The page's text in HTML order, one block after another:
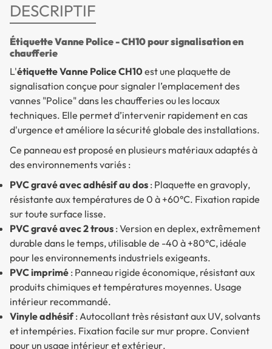
DESCRIPTIF
Étiquette Vanne Police - CH10 pour signalisation en
chaufferie
L'étiquette Vanne Police CH10 est une plaquette de
signalisation conçue pour signaler l’emplacement des
vannes "Police" dans les chaufferies ou les locaux
techniques. Elle permet d’intervenir rapidement en cas
d'urgence et améliore la sécurité globale des installations.
Ce panneau est proposé en plusieurs matériaux adaptés à
des environnements variés :
PVC gravé avec adhésif au dos : Plaquette en gravoply,
résistante aux températures de 0 à +60°C. Fixation rapide
sur toute surface lisse.
PVC gravé avec 2 trous : Version en deplex, extrêmement
durable dans le temps, utilisable de -40 à +80°C, idéale
pour les environnements industriels exigeants.
PVC imprimé : Panneau rigide économique, résistant aux
produits chimiques et températures moyennes. Usage
intérieur recommandé.
Vinyle adhésif: Autocollant très résistant aux UV, solvants
et intempéries. Fixation facile sur mur propre. Convient
pour un usage intérieur et extérieur.